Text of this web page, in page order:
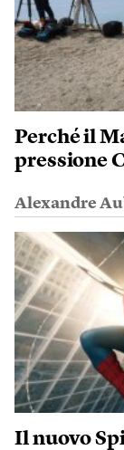
Perché il
pressione
Alexandre
Il nuovo